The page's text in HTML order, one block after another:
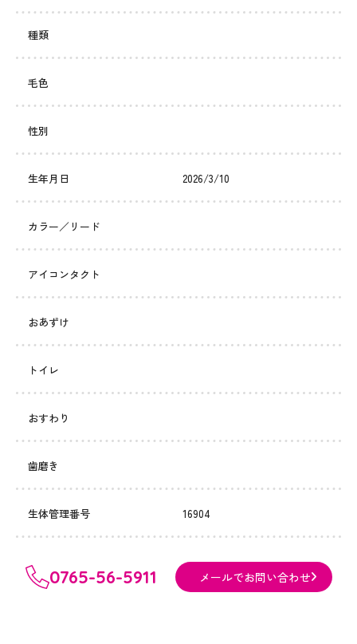
種類
毛色
性別
生年月日 2026/3/10
カラー／リード
アイコンタクト
おあずけ
トイレ
おすわり
歯磨き
生体管理番号 16904
0765-56-5911 メールでお問い合わせ